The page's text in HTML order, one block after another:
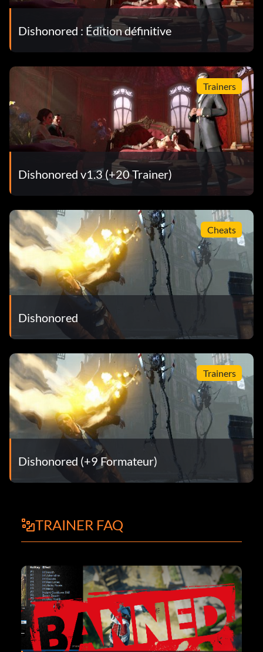
Dishonored : Édition définitive
Trainers
Dishonored v1.3 (+20 Trainer)
Cheats
Dishonored
Trainers
Dishonored (+9 Formateur)
TRAINER FAQ